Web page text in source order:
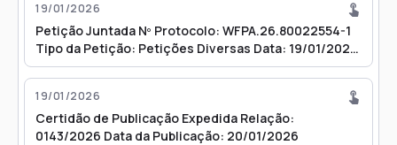
19/01/2026
Petição Juntada Nº Protocolo: WFPA.26.80022554-1
Tipo da Petição: Petições Diversas Data: 19/01/2026
10:55
19/01/2026
Certidão de Publicação Expedida Relação:
0143/2026 Data da Publicação: 20/01/2026